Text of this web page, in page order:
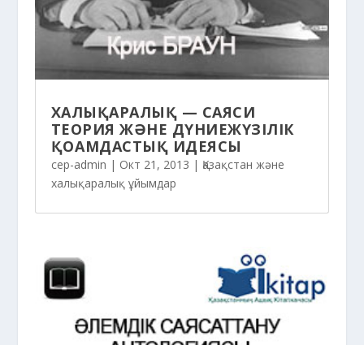
ХАЛЫҚАРАЛЫҚ — САЯСИ
ТЕОРИЯ ЖӘНЕ ДҮНИЕЖҮЗІЛІК
ҚОҒАМДАСТЫҚ ИДЕЯСЫ
cep-admin | Окт 21, 2013 | Қазақстан және
халықаралық ұйымдар